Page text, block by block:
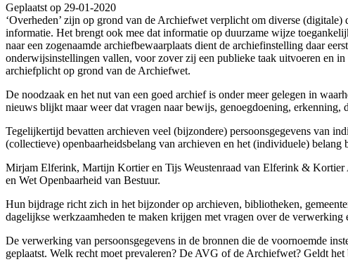
Geplaatst op 29-01-2020
‘Overheden’ zijn op grond van de Archiefwet verplicht om diverse
informatie. Het brengt ook mee dat informatie op duurzame wijze
naar een zogenaamde archiefbewaarplaats dient de archiefinstelling daar
onderwijsinstellingen vallen, voor zover zij een publieke taak uitvoeren en
archiefplicht op grond van de Archiefwet.
De noodzaak en het nut van een goed archief is onder meer gelegen in
nieuws blijkt maar weer dat vragen naar bewijs, genoegdoening, erkenning,
Tegelijkertijd bevatten archieven veel (bijzondere) persoonsgegevens van
(collectieve) openbaarheidsbelang van archieven en het (individuele)
Mirjam Elferink, Martijn Kortier en Tijs Weustenraad van Elferink & Kortier
en Wet Openbaarheid van Bestuur.
Hun bijdrage richt zich in het bijzonder op archieven, bibliotheken,
dagelijkse werkzaamheden te maken krijgen met vragen over de
De verwerking van persoonsgegevens in de bronnen die de voornoemde
geplaatst. Welk recht moet prevaleren? De AVG of de Archiefwet? Geldt